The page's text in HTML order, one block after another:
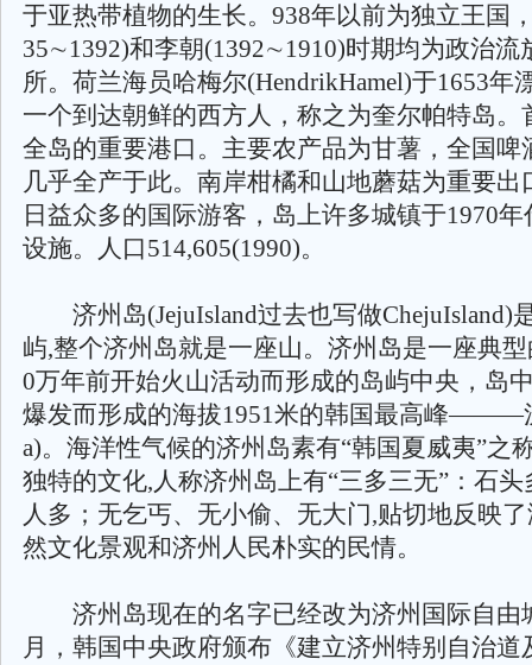
于亚热带植物的生长。938年以前为独立王国
35∼1392)和李朝(1392∼1910)时期均为政治流
所。荷兰海员哈梅尔(HendrikHamel)于1653年
一个到达朝鲜的西方人，称之为奎尔帕特岛。
全岛的重要港口。主要农产品为甘薯，全国啤
几乎全产于此。南岸柑橘和山地蘑菇为重要出
日益众多的国际游客，岛上许多城镇于1970
设施。人口514,605(1990)。
济州岛(JejuIsland过去也写做ChejuIsland)
屿,整个济州岛就是一座山。济州岛是一座典
0万年前开始火山活动而形成的岛屿中央，岛
爆发而形成的海拔1951米的韩国最高峰———
a)。海洋性气候的济州岛素有“韩国夏威夷”之
独特的文化,人称济州岛上有“三多三无”：石
人多；无乞丐、无小偷、无大门,贴切地反映
然文化景观和济州人民朴实的民情。
济州岛现在的名字已经改为济州国际自由
月，韩国中央政府颁布《建立济州特别自治道